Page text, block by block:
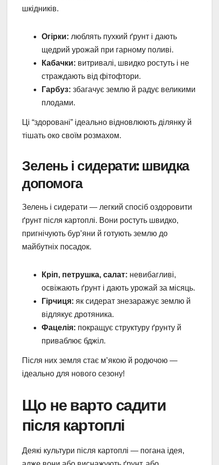
шкідників.
Огірки: люблять пухкий ґрунт і дають
щедрий урожай при гарному поливі.
Кабачки: витривалі, швидко ростуть і не
страждають від фітофтори.
Гарбуз: збагачує землю й радує великими
плодами.
Ці “здоровані” ідеально відновлюють ділянку й
тішать око своїм розмахом.
Зелень і сидерати: швидка
допомога
Зелень і сидерати — легкий спосіб оздоровити
ґрунт після картоплі. Вони ростуть швидко,
пригнічують бур’яни й готують землю до
майбутніх посадок.
Кріп, петрушка, салат: невибагливі,
освіжають ґрунт і дають урожай за місяць.
Гірчиця: як сидерат знезаражує землю й
відлякує дротяника.
Фацелія: покращує структуру ґрунту й
приваблює бджіл.
Після них земля стає м’якою й родючою —
ідеально для нового сезону!
Що не варто садити
після картоплі
Деякі культури після картоплі — погана ідея,